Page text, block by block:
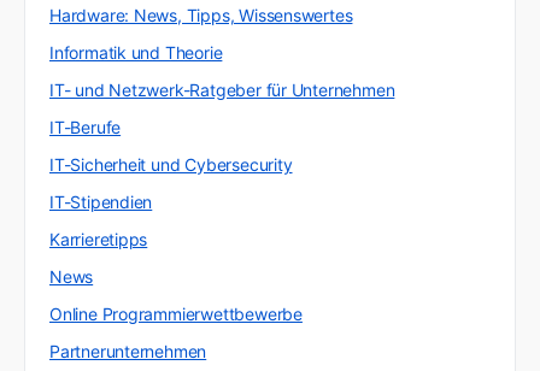
Hardware: News, Tipps, Wissenswertes
Informatik und Theorie
IT- und Netzwerk-Ratgeber für Unternehmen
IT-Berufe
IT-Sicherheit und Cybersecurity
IT-Stipendien
Karrieretipps
News
Online Programmierwettbewerbe
Partnerunternehmen